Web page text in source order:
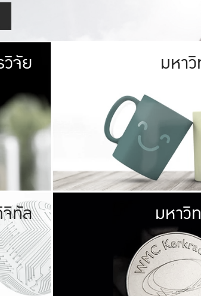
ทยาลัย
พื้นที่เขียวสดใส หนาแน่น
เมือง (URBAN FOREST)
AGRICULTURE)
กันได้ประมาณ 1,400 ไร่
จัย มหา
ชอบต่อสังคม
ชุมชน เพื่อความกินดีอยู่ดี
และความสุขอย่างยั่งยืน
มองปัญหาในภาพกว้าง
แก้ไขจากปัญหาจุดเล็กๆ
ทัล มหาวิ